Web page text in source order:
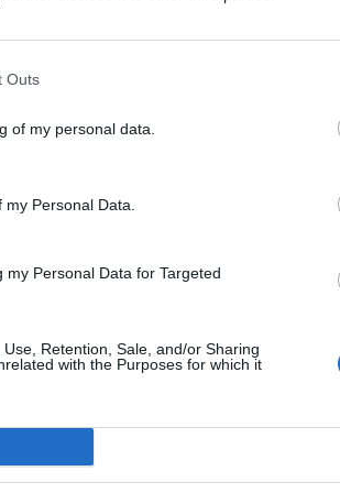
Outs
of my personal data.
Personal Data.
Personal Data for Targeted
Retention, Sale, and/or Sharing
with the Purposes for which it
несреќни, отвораат
нивното ментално
среќата на нашите деца и
рече тој.
со општата забрана, како
да комуницираат со
ОСТРОВОТ ШТО ГИ ОСВОЈУВА